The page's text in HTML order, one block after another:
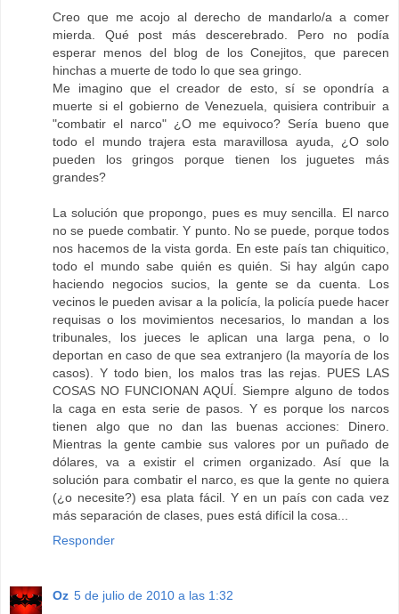
Creo que me acojo al derecho de mandarlo/a a comer
mierda. Qué post más descerebrado. Pero no podía
esperar menos del blog de los Conejitos, que parecen
hinchas a muerte de todo lo que sea gringo.
Me imagino que el creador de esto, sí se opondría a
muerte si el gobierno de Venezuela, quisiera contribuir a
"combatir el narco" ¿O me equivoco? Sería bueno que
todo el mundo trajera esta maravillosa ayuda, ¿O solo
pueden los gringos porque tienen los juguetes más
grandes?
La solución que propongo, pues es muy sencilla. El narco
no se puede combatir. Y punto. No se puede, porque todos
nos hacemos de la vista gorda. En este país tan chiquitico,
todo el mundo sabe quién es quién. Si hay algún capo
haciendo negocios sucios, la gente se da cuenta. Los
vecinos le pueden avisar a la policía, la policía puede hacer
requisas o los movimientos necesarios, lo mandan a los
tribunales, los jueces le aplican una larga pena, o lo
deportan en caso de que sea extranjero (la mayoría de los
casos). Y todo bien, los malos tras las rejas. PUES LAS
COSAS NO FUNCIONAN AQUÍ. Siempre alguno de todos
la caga en esta serie de pasos. Y es porque los narcos
tienen algo que no dan las buenas acciones: Dinero.
Mientras la gente cambie sus valores por un puñado de
dólares, va a existir el crimen organizado. Así que la
solución para combatir el narco, es que la gente no quiera
(¿o necesite?) esa plata fácil. Y en un país con cada vez
más separación de clases, pues está difícil la cosa...
Responder
Oz 5 de julio de 2010 a las 1:32